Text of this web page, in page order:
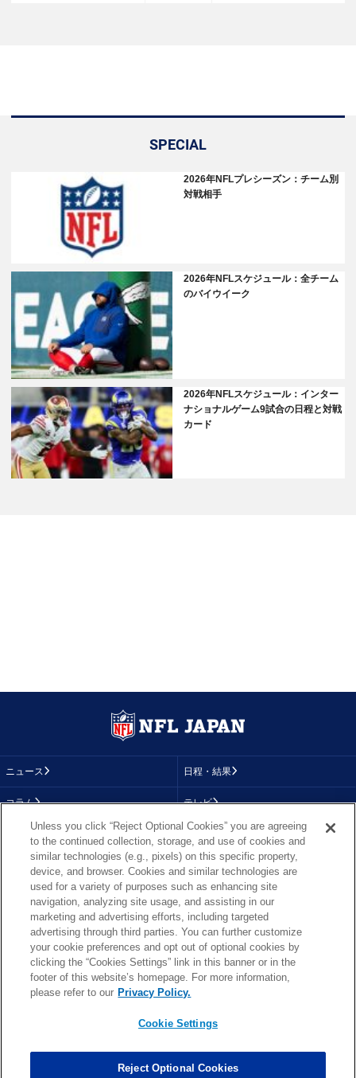
SPECIAL
2026年NFLプレシーズン：チーム別
対戦相手
2026年NFLスケジュール：全チーム
のバイウイーク
2026年NFLスケジュール：インター
ナショナルゲーム9試合の日程と対戦
カード
ニュース 日程・結果
コラム テレビ
画像
順位表
About NFL
More NFL 特集
TOP お問い合わせ FAQ
PHOTO BY AP Images / PHOTO BY Getty Images
Unless you click “Reject Optional Cookies” you are agreeing
to the continued collection, storage, and use of cookies and
similar technologies (e.g., pixels) on this specific property,
device, and browser. Cookies and similar technologies are
used for a variety of purposes such as enhancing site
navigation, analyzing site usage, and assisting in our
marketing and advertising efforts, including targeted
advertising through third parties. You can further customize
your cookie preferences and opt out of optional cookies by
clicking the “Cookies Settings” link in this banner or in the
footer of this website’s homepage. For more information,
please refer to our Privacy Policy.
Cookie Settings
Reject Optional Cookies